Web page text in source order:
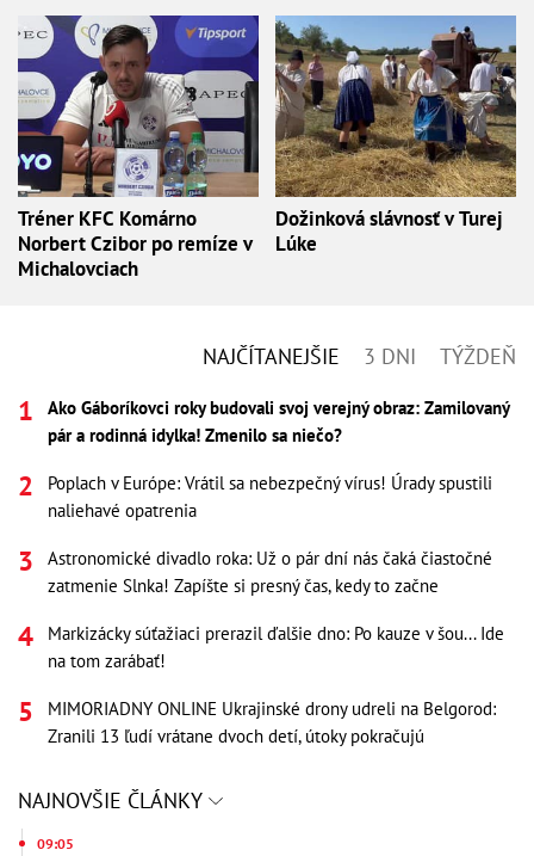
Tréner KFC Komárno
Norbert Czibor po remíze v
Michalovciach
Dožinková slávnosť v Turej
Lúke
NAJČÍTANEJŠIE 3 DNI TÝŽDEŇ
Ako Gáboríkovci roky budovali svoj verejný obraz: Zamilovaný
pár a rodinná idylka! Zmenilo sa niečo?
Poplach v Európe: Vrátil sa nebezpečný vírus! Úrady spustili
naliehavé opatrenia
Astronomické divadlo roka: Už o pár dní nás čaká čiastočné
zatmenie Slnka! Zapíšte si presný čas, kedy to začne
Markizácky súťažiaci prerazil ďalšie dno: Po kauze v šou... Ide
na tom zarábať!
MIMORIADNY ONLINE Ukrajinské drony udreli na Belgorod:
Zranili 13 ľudí vrátane dvoch detí, útoky pokračujú
NAJNOVŠIE ČLÁNKY
09:05